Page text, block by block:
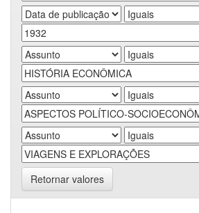
Retornar valores